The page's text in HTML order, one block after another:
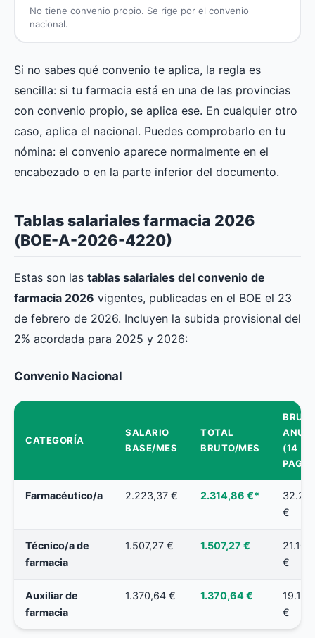
No tiene convenio propio. Se rige por el convenio
nacional.
Si no sabes qué convenio te aplica, la regla es
sencilla: si tu farmacia está en una de las provincias
con convenio propio, se aplica ese. En cualquier otro
caso, aplica el nacional. Puedes comprobarlo en tu
nómina: el convenio aparece normalmente en el
encabezado o en la parte inferior del documento.
Tablas salariales farmacia 2026
(BOE-A-2026-4220)
Estas son las tablas salariales del convenio de
farmacia 2026 vigentes, publicadas en el BOE el 23
de febrero de 2026. Incluyen la subida provisional del
2% acordada para 2025 y 2026:
Convenio Nacional
CATEGORÍA
SALARIO
BASE/MES
TOTAL
BRUTO/MES
(14
Farmacéutico/a 2.223,37 € 2.314,86 €*
€
Técnico/a de
farmacia
1.507,27 € 1.507,27 €
21.102
€
Auxiliar de
farmacia
1.370,64 € 1.370,64 €
19.189
€